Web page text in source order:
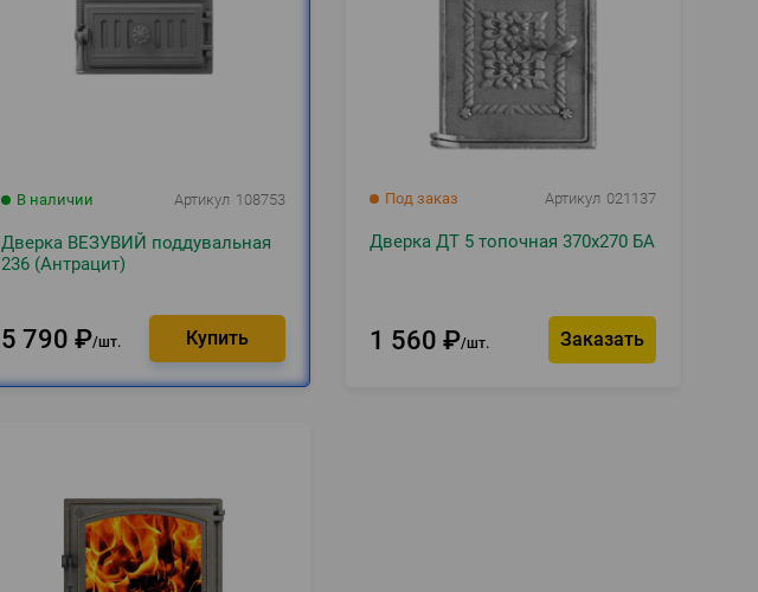
В наличии Артикул 108753
Дверка ВЕЗУВИЙ поддувальная
236 (Антрацит)
5 790 ₽ шт.
Под заказ Артикул 021137
Дверка ДТ 5 топочная 370х270 БА
1 560 ₽ шт. Заказать